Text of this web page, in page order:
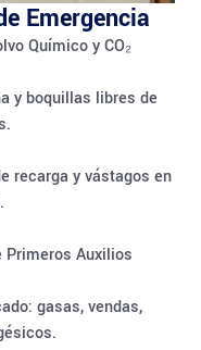
Emergencia
Químico y CO₂
y boquillas libres de
recarga y vástagos en
Auxilios
gasas, vendas,